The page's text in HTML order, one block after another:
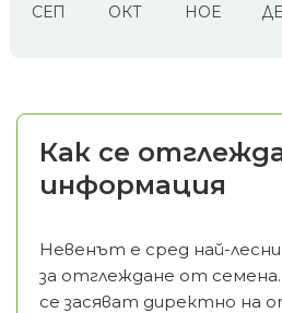
СЕП
ОКТ НОЕ
Как се
информация
Невенът е сред най-
за отглеждане от
се засяват директно на